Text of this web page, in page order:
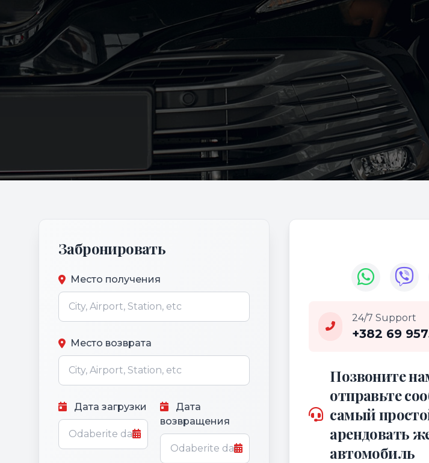
Забронировать
Место получения
Место возврата
Дата загрузки
Дата
возвращения
24/7 Support
+382 69
Позвоните
отправьте
самый
арендовать
автомобиль